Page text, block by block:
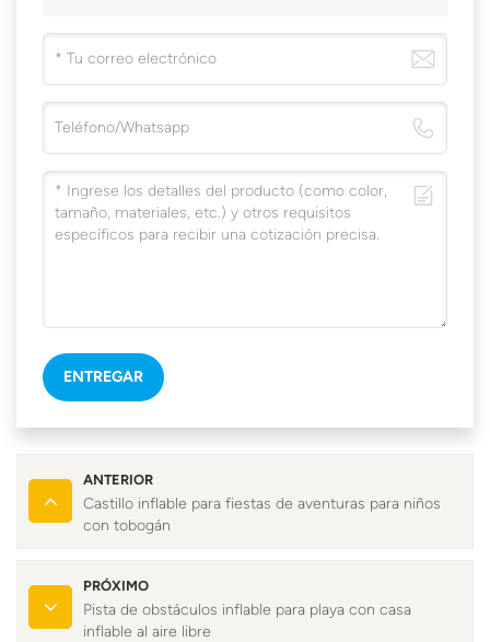
ENTREGAR
ANTERIOR
Castillo inflable para fiestas de aventuras para niños
con tobogán
PRÓXIMO
Pista de obstáculos inflable para playa con casa
inflable al aire libre